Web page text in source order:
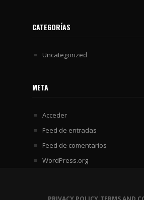
CATEGORÍAS
Uncategorized
META
Acceder
Feed de entradas
Feed de comentarios
WordPress.org